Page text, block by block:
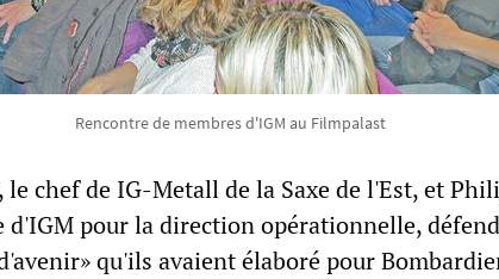
Rencontre de membres d'IGM au Filmpalast
le chef de IG-Metall de la Saxe de l'Est, et
d'IGM pour la direction opérationnelle,
qu'ils avaient élaboré pour